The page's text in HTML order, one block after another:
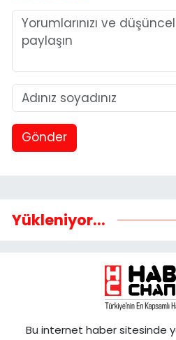
Gönder
Yükleniyor...
Bu internet haber sitesinde